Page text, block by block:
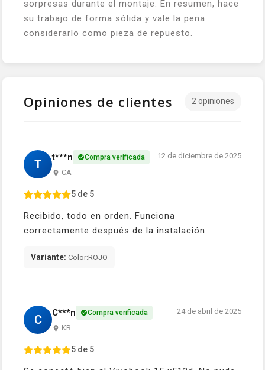
sorpresas durante el montaje. En resumen, hace
su trabajo de forma sólida y vale la pena
considerarlo como pieza de repuesto.
Opiniones de clientes 2 opiniones
T t***n Compra verificada
CA
12 de diciembre de 2025
5 de 5
Recibido, todo en orden. Funciona
correctamente después de la instalación.
Variante: Color:ROJO
C C***n Compra verificada
KR
24 de abril de 2025
5 de 5